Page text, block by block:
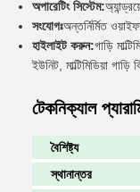
অপারেটিং সিস্টেম:
সংযোগঃঅন্তর্নির্মিত
হাইলাইট করুন:গাড়ি
ইউনিট, মাল্টিমিডিয়া গাড়ি
টেকনিক্যাল
বৈশিষ্ট্য
স্থানান্তর